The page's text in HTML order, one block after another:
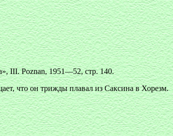
III. Poznan, 1951—52, стр. 140.
что он трижды плавал из Саксина в Хорезм.